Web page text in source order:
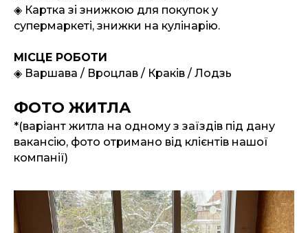
◈ Картка зі знижкою для покупок у
супермаркеті, знижки на кулінарію.
МІСЦЕ РОБОТИ
◈ Варшава / Вроцлав / Краків / Лодзь
ФОТО ЖИТЛА
*(варіант житла на одному з заїздів під дану
вакансію, фото отримано від клієнтів нашої
компанії)
Анна
місяців. Робота хороша, не складна.
Викладала овочі, фрукти та товари
браковану та просрочену
продукцію. Житло зі всіма умовами.
Нас 4 жінки в кімнаті. Дякую за
оформлення документів та
вакансію Богдану.
Олександр